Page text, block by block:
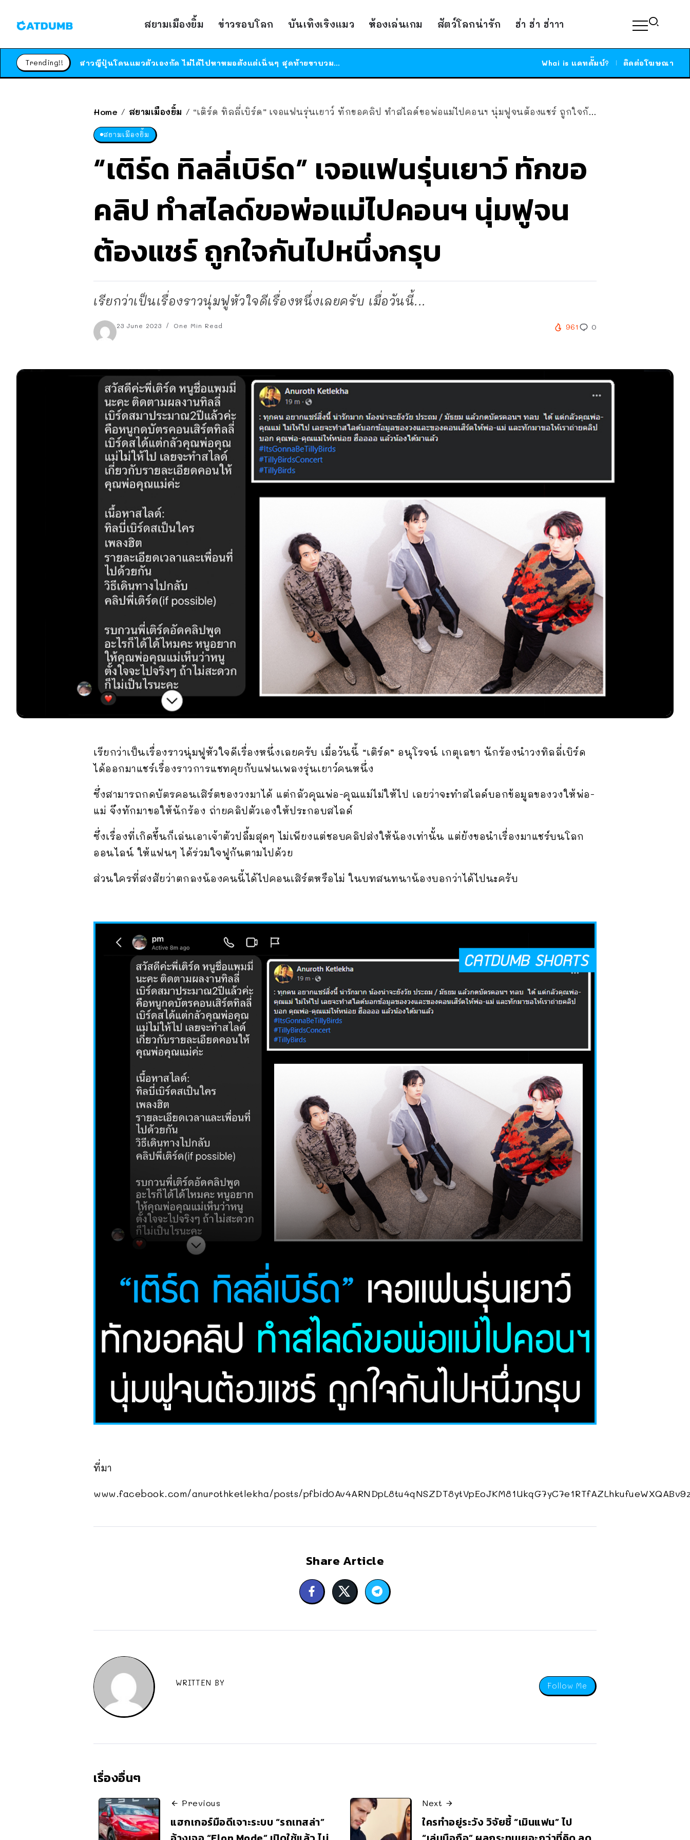
สยามเมืองยิ้ม ข่าวรอบโลก บันเทิงเริงแมว ห้องเล่นเกม สัตว์โลกน่ารัก ฮ่า ฮ่า ฮ่าาา
Trending!!
ร้านอาหารในนิวยอร์กประกาศปิดตัวลง หลังอยู่มานานกว่า 45 ปี ติดป้ายขอบคุณลูกค้าทุกคน แถมสูตรทำไวท์ซอสให้แบบจัดเต็ม
ได้เวลาเด็กหนวดรวมตัว RF Online Next เปิดให้เล่นแล้ว เกม Sci-Fi MMORPG ระดับตำนาน เล่นได้ทั้งมือถือและ PC
สาวญี่ปุ่นโดนแมวตัวเองกัด ไม่ได้ไปหาหมอตั้งแต่เนิ่นๆ สุดท้ายขาบวม กลายเป็นโรคเนื้อเน่า เตือนทาสแมวทั้งหลายให้ระวัง
Whai is แคทดั๊มบ์? ติดต่อโฆษณา
Home / สยามเมืองยิ้ม / “เติร์ด ทิลลี่เบิร์ด” เจอแฟนรุ่นเยาว์ ทักขอคลิป ทำสไลด์ขอพ่อแม่ไปคอนฯ นุ่มฟูจนต้องแชร์ ถูกใจกันไปหนึ่งกรุบ
สยามเมืองยิ้ม
“เติร์ด ทิลลี่เบิร์ด” เจอแฟนรุ่นเยาว์ ทักขอ
คลิป ทำสไลด์ขอพ่อแม่ไปคอนฯ นุ่มฟูจน
ต้องแชร์ ถูกใจกันไปหนึ่งกรุบ
เรียกว่าเป็นเรื่องราวนุ่มฟูหัวใจดีเรื่องหนึ่งเลยครับ เมื่อวันนี้...
23 June 2023 One Min Read 961 0
เรียกว่าเป็นเรื่องราวนุ่มฟูหัวใจดีเรื่องหนึ่งเลยครับ เมื่อวันนี้ “เติร์ด” อนุโรจน์ เกตุเลขา นักร้องนำวงทิลลี่เบิร์ด
ได้ออกมาแชร์เรื่องราวการแชทคุยกับแฟนเพลงรุ่นเยาว์คนหนึ่ง
ซึ่งสามารถกดบัตรคอนเสิร์ตของวงมาได้ แต่กลัวคุณพ่อ-คุณแม่ไม่ให้ไป เลยว่าจะทำสไลด์บอกข้อมูลของวงให้พ่อ-
แม่ จึงทักมาขอให้นักร้อง ถ่ายคลิปตัวเองให้ประกอบสไลด์
ซึ่งเรื่องที่เกิดขึ้นก็เล่นเอาเจ้าตัวปลื้มสุดๆ ไม่เพียงแต่ชอบคลิปส่งให้น้องเท่านั้น แต่ยังขอนำเรื่องมาแชร์บนโลก
ออนไลน์ ให้แฟนๆ ได้ร่วมใจฟูกันตามไปด้วย
ส่วนใครที่สงสัยว่าตกลงน้องคนนี้ได้ไปคอนเสิร์ตหรือไม่ ในบทสนทนาน้องบอกว่าได้ไปนะครับ
ที่มา
www.facebook.com/anurothketlekha/posts/
Share Article
Follow Me
WRITTEN BY
เรื่องอื่นๆ
Previous
แฮกเกอร์มือดีเจาะระบบ “รถเทสล่า”
Next
ใครทำอยู่ระวัง วิจัยชี้ “เมินแฟน” ไป